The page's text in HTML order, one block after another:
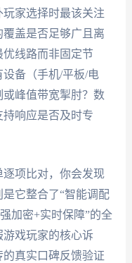
家选择时最该关注
盖是否足够广且离
线路而非固定节
备（手机/平板/电
峰值带宽掣肘？数
响应是否及时专
项比对，你会发现
它整合了“智能调配
加密+实时保障”的全
戏玩家的核心诉
真实口碑反馈验证